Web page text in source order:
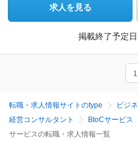
求人を見る
掲載終了予定日
1
転職・求人情報サイトのtype ビジ
経営コンサルタント
BtoCサービス
サービスの転職・求人情報一覧